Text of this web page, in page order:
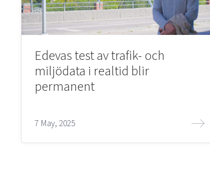
Edevas test av trafik- och
miljödata i realtid blir
permanent
7 May, 2025